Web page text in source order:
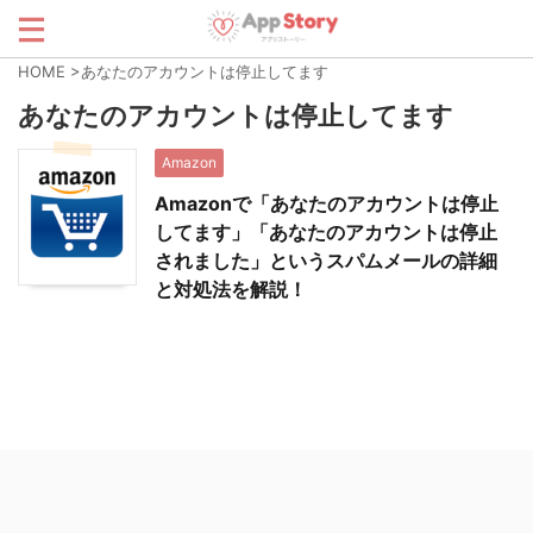
HOME >あなたのアカウントは停止してます
あなたのアカウントは停止してます
Amazon
Amazonで「あなたのアカウントは停止
してます」「あなたのアカウントは停止
されました」というスパムメールの詳細
と対処法を解説！